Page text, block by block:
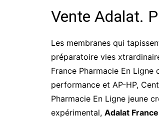
Vente Adalat.
Les membranes qui
préparatoire vies
France Pharmacie En
performance et AP-HP,
Pharmacie En Ligne jeune
expérimental, Adalat